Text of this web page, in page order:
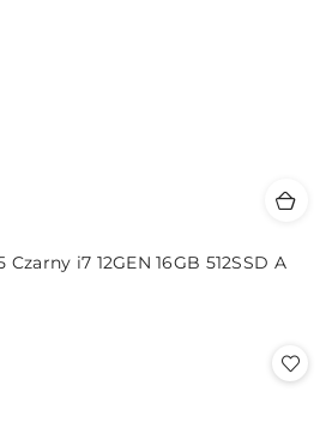
i7 12GEN 16GB 512SSD A